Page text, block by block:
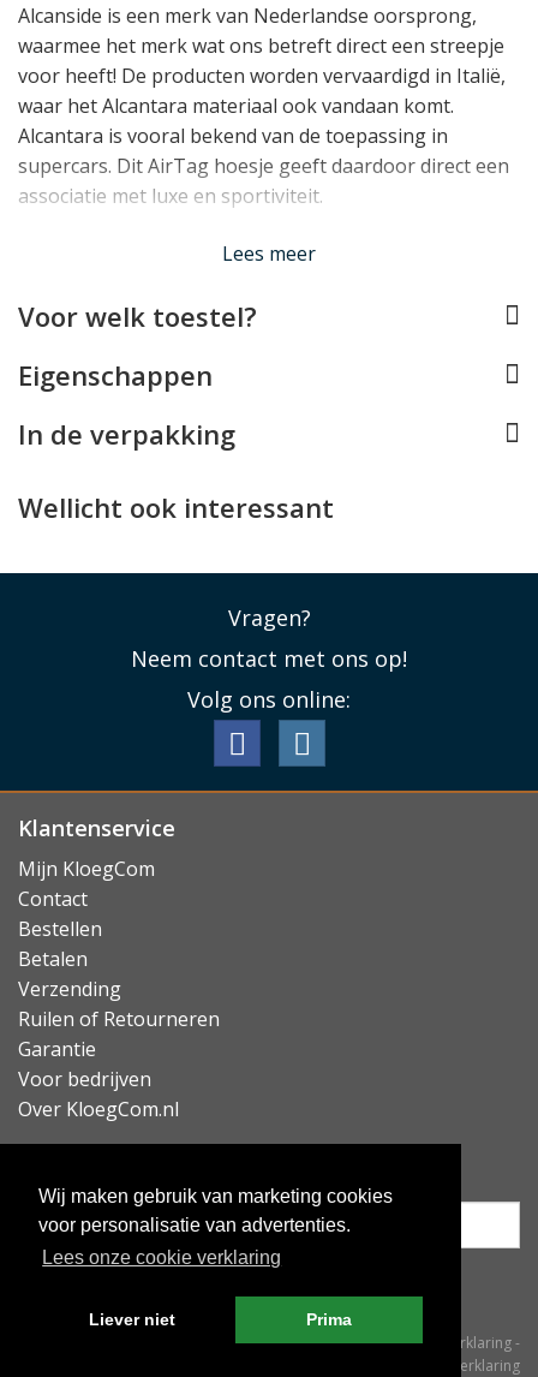
Wij maken gebruik van marketing cookies
voor personalisatie van advertenties.
Lees onze cookie verklaring
Liever niet Prima
Alcanside is een merk van Nederlandse oorsprong,
waarmee het merk wat ons betreft direct een streepje
voor heeft! De producten worden vervaardigd in Italië,
waar het Alcantara materiaal ook vandaan komt.
Alcantara is vooral bekend van de toepassing in
supercars. Dit AirTag hoesje geeft daardoor direct een
associatie met luxe en sportiviteit.
Mix & Match met Alcanside
uw Apple devices, zoals uw iPhone, MacBook, Apple
met uw AirTag Case matchen!
Lees meer
Voor welk toestel?
Eigenschappen
In de verpakking
Wellicht ook interessant
Vragen?
Neem contact met ons op!
Volg ons online:
Klantenservice
Mijn KloegCom
Contact
Bestellen
Betalen
Verzending
Ruilen of Retourneren
Garantie
Voor bedrijven
Over KloegCom.nl
Algemene voorwaarden-Cookieverklaring-
Privacyverklaring